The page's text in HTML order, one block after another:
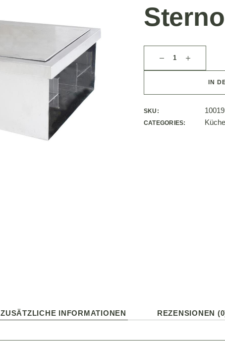
Sterno
IN
SKU:
CATEGORIES:
ZUSÄTZLICHE INFORMATIONEN REZENSIONEN